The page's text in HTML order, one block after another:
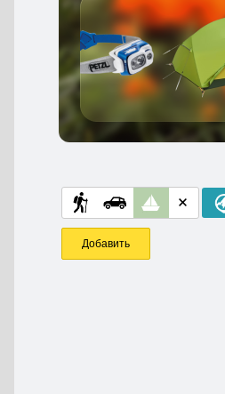
Добавить